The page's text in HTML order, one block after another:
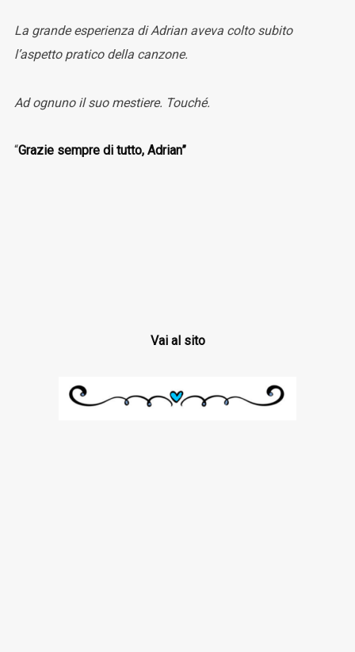
La grande esperienza di Adrian aveva colto subito
l’aspetto pratico della canzone.
Ad ognuno il suo mestiere. Touché.
“Grazie sempre di tutto, Adrian”
Vai al sito